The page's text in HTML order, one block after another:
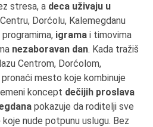
stresa, a deca uživaju u
Dorćolu, Kalemegdanu
igrama i timovima
nezaboravan dan. Kada tražiš
Centrom, Dorćolom,
mesto koje kombinuje
koncept dečijih proslava
pokazuje da roditelji sve
koje nude potpunu uslugu. Bez